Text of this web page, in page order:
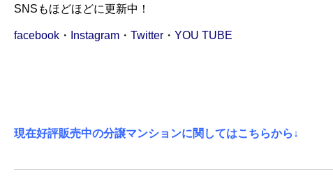
SNSもほどほどに更新中！
facebook ・ Instagram ・ Twitter ・ YOU TUBE
現在好評販売中の分譲マンションに関してはこちらから↓